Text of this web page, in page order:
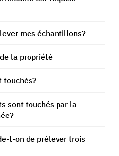
mes échantillons?
la propriété
touchés?
sont touchés par la
t-on de prélever trois